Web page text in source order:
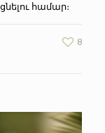
համար։
8